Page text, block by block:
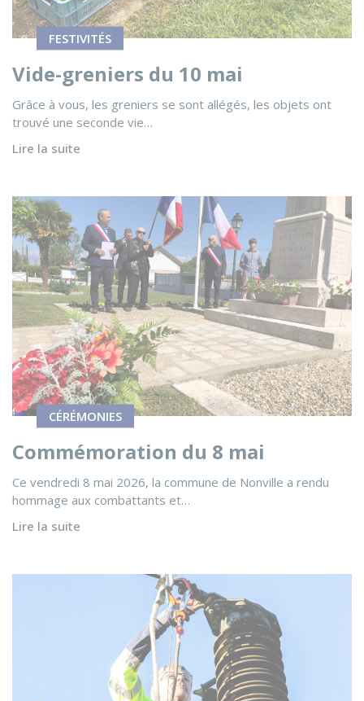
FESTIVITÉS
Vide-greniers du 10 mai
Grâce à vous, les greniers se sont allégés, les objets ont
trouvé une seconde vie…
Lire la suite
Voir l'actualité Commémoration du 8 mai
CÉRÉMONIES
Commémoration du 8 mai
Ce vendredi 8 mai 2026, la commune de Nonville a rendu
hommage aux combattants et…
Lire la suite
Voir l'actualité ⚡ Coupures de courant 26 et 27 mai